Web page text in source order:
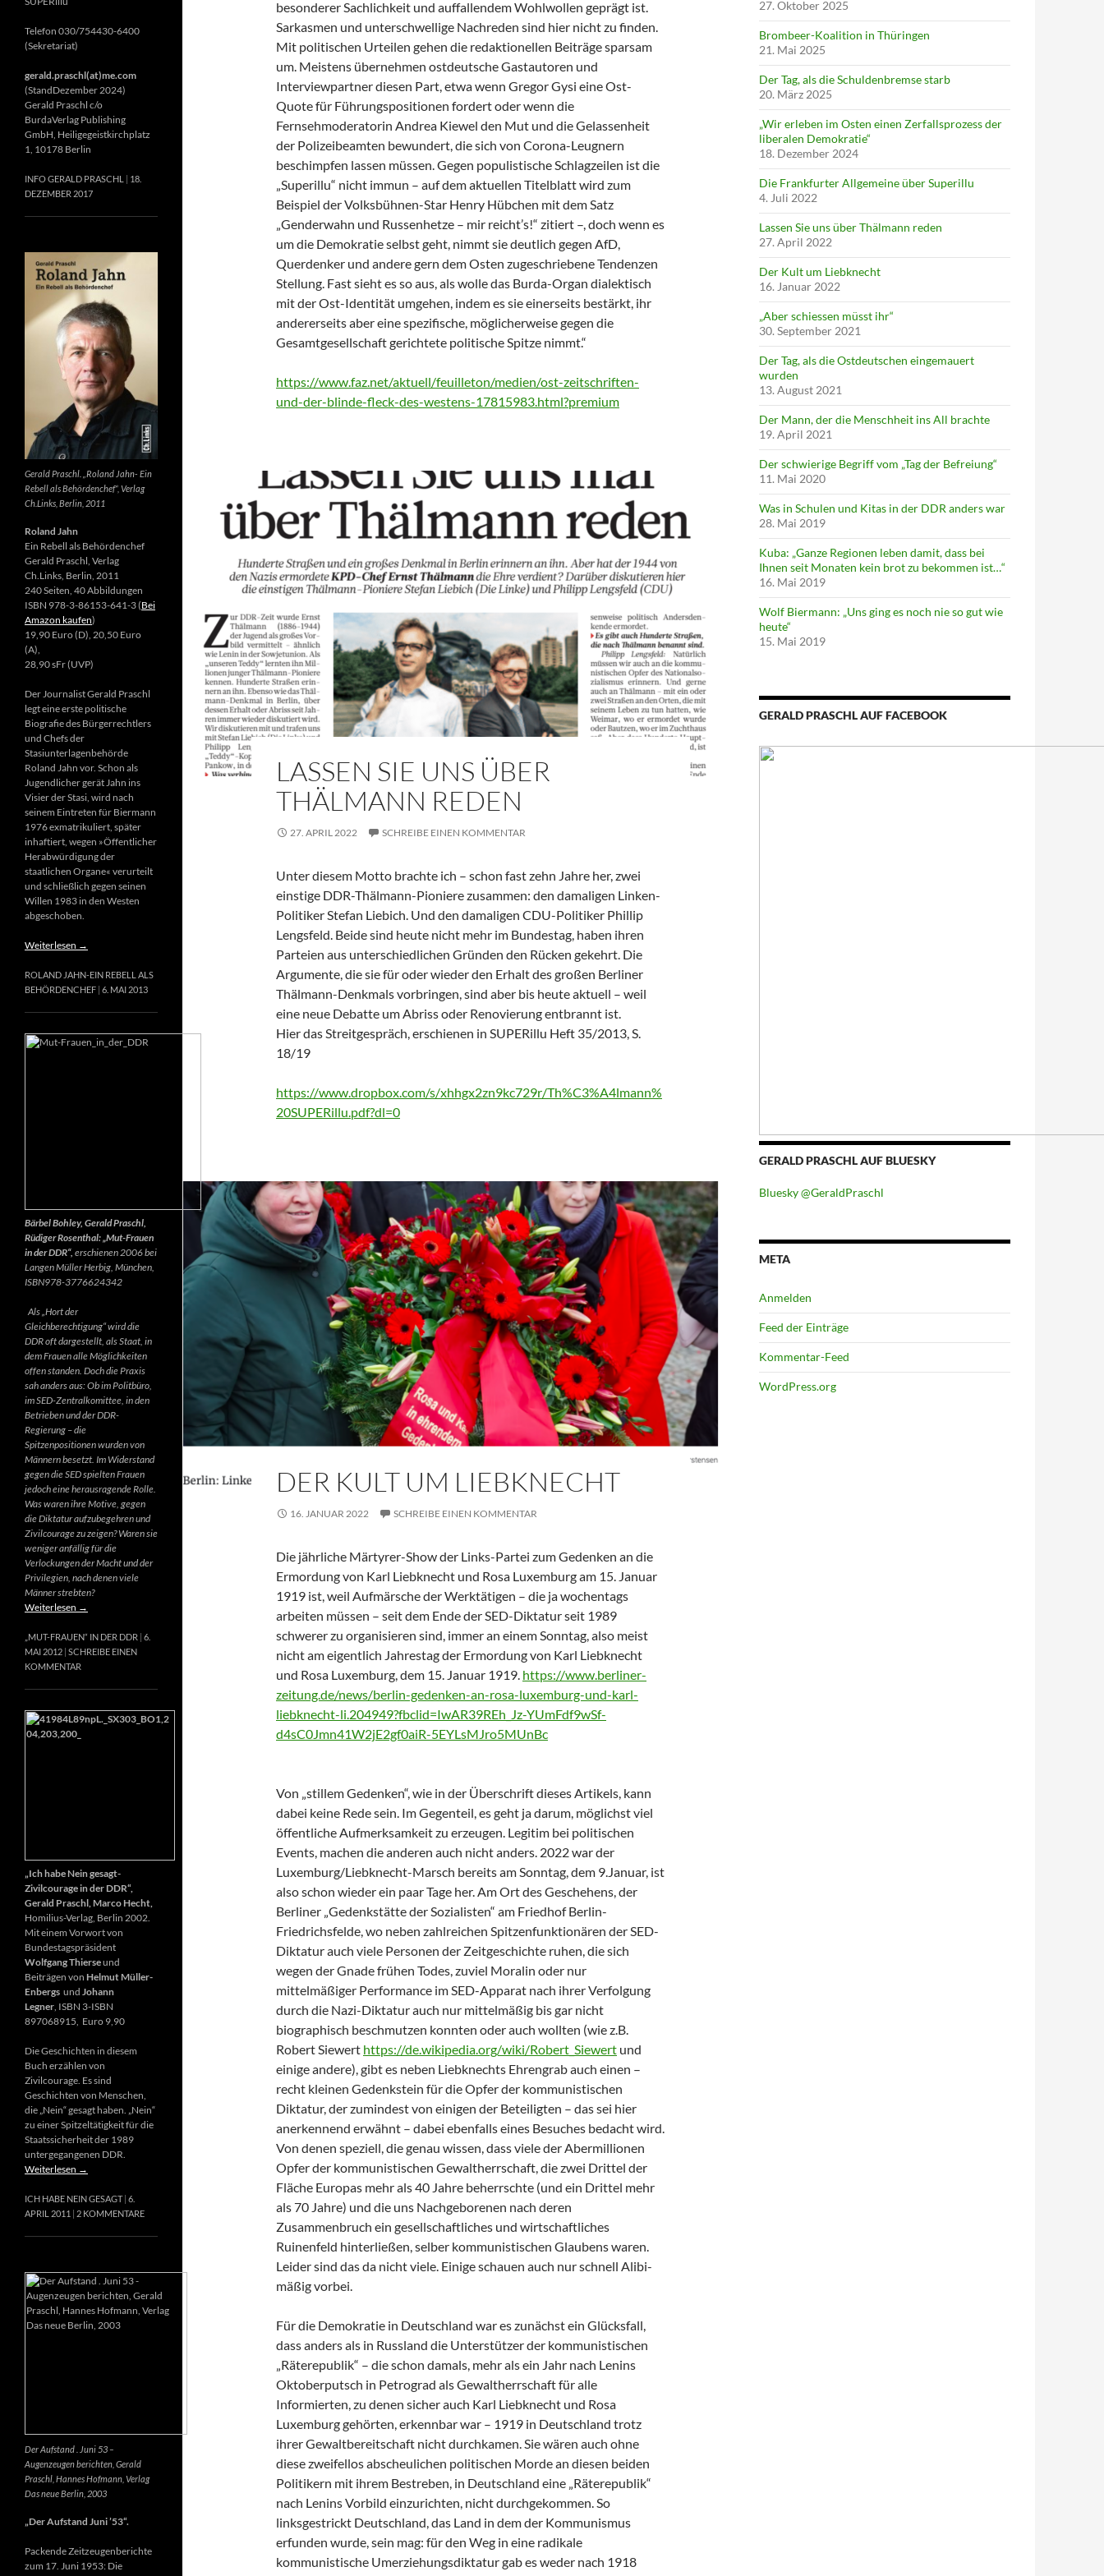
besonderer Sachlichkeit und auffallendem Wohlwollen geprägt ist.
Sarkasmen und unterschwellige Nachreden sind hier nicht zu finden.
Mit politischen Urteilen gehen die redaktionellen Beiträge sparsam
um. Meistens übernehmen ostdeutsche Gastautoren und
Interviewpartner diesen Part, etwa wenn Gregor Gysi eine Ost-
Quote für Führungspositionen fordert oder wenn die
Fernsehmoderatorin An­drea Kiewel den Mut und die Gelassenheit
der Polizeibeamten bewundert, die sich von Corona-Leugnern
beschimpfen lassen müssen. Gegen populistische Schlagzeilen ist die
„Superillu“ nicht immun – auf dem aktuellen Titelblatt wird zum
Beispiel der Volksbühnen-Star Henry Hübchen mit dem Satz
„Genderwahn und Russenhetze – mir reicht’s!“ zitiert –, doch wenn es
um die Demokratie selbst geht, nimmt sie deutlich gegen AfD,
Querdenker und andere gern dem Osten zugeschriebene Tendenzen
Stellung. Fast sieht es so aus, als wolle das Burda-Organ dialektisch
mit der Ost-Identität umgehen, indem es sie einerseits bestärkt, ihr
andererseits aber eine spezifische, möglicherweise gegen die
Gesamtgesellschaft gerichtete politische Spitze nimmt.“
https://www.faz.net/aktuell/feuilleton/medien/ost-zeitschriften-
und-der-blinde-fleck-des-westens-17815983.html?premium
LASSEN SIE UNS ÜBER
THÄLMANN REDEN
27. APRIL 2022 SCHREIBE EINEN KOMMENTAR
Unter diesem Motto brachte ich – schon fast zehn Jahre her, zwei
einstige DDR-Thälmann-Pioniere zusammen: den damaligen Linken-
Politiker Stefan Liebich. Und den damaligen CDU-Politiker Phillip
Lengsfeld. Beide sind heute nicht mehr im Bundestag, haben ihren
Parteien aus unterschiedlichen Gründen den Rücken gekehrt. Die
Argumente, die sie für oder wieder den Erhalt des großen Berliner
Thälmann-Denkmals vorbringen, sind aber bis heute aktuell – weil
eine neue Debatte um Abriss oder Renovierung entbrannt ist.
Hier das Streitgespräch, erschienen in SUPERillu Heft 35/2013, S.
18/19
https://www.dropbox.com/s/xhhgx2zn9kc729r/Th%C3%A4lmann%
20SUPERillu.pdf?dl=0
DER KULT UM LIEBKNECHT
16. JANUAR 2022 SCHREIBE EINEN KOMMENTAR
Die jährliche Märtyrer-Show der Links-Partei zum Gedenken an die
Ermordung von Karl Liebknecht und Rosa Luxemburg am 15. Januar
1919 ist, weil Aufmärsche der Werktätigen – die ja wochentags
arbeiten müssen – seit dem Ende der SED-Diktatur seit 1989
schwerer zu organisieren sind, immer an einem Sonntag, also meist
nicht am eigentlich Jahrestag der Ermordung von Karl Liebknecht
und Rosa Luxemburg, dem 15. Januar 1919. https://www.berliner-
zeitung.de/news/berlin-gedenken-an-rosa-luxemburg-und-karl-
liebknecht-li.204949?fbclid=IwAR39REh_Jz-YUmFdf9wSf-
d4sC0Jmn41W2jE2gf0aiR-5EYLsMJro5MUnBc
Von „stillem Gedenken“, wie in der Überschrift dieses Artikels, kann
dabei keine Rede sein. Im Gegenteil, es geht ja darum, möglichst viel
öffentliche Aufmerksamkeit zu erzeugen. Legitim bei politischen
Events, machen die anderen auch nicht anders. 2022 war der
Luxemburg/Liebknecht-Marsch bereits am Sonntag, dem 9.Januar, ist
also schon wieder ein paar Tage her. Am Ort des Geschehens, der
Berliner „Gedenkstätte der Sozialisten“ am Friedhof Berlin-
Friedrichsfelde, wo neben zahlreichen Spitzenfunktionären der SED-
Diktatur auch viele Personen der Zeitgeschichte ruhen, die sich
wegen der Gnade frühen Todes, zuviel Moralin oder nur
mittelmäßiger Performance im SED-Apparat nach ihrer Verfolgung
durch die Nazi-Diktatur auch nur mittelmäßig bis gar nicht
biographisch beschmutzen konnten oder auch wollten (wie z.B.
Robert Siewert https://de.wikipedia.org/wiki/Robert_Siewert und
einige andere), gibt es neben Liebknechts Ehrengrab auch einen –
recht kleinen Gedenkstein für die Opfer der kommunistischen
Diktatur, der zumindest von einigen der Beteiligten – das sei hier
anerkennend erwähnt – dabei ebenfalls eines Besuches bedacht wird.
Von denen speziell, die genau wissen, dass viele der Abermillionen
Opfer der kommunistischen Gewaltherrschaft, die zwei Drittel der
Fläche Europas mehr als 40 Jahre beherrschte (und ein Drittel mehr
als 70 Jahre) und die uns Nachgeborenen nach deren
Zusammenbruch ein gesellschaftliches und wirtschaftliches
Ruinenfeld hinterließen, selber kommunistischen Glaubens waren.
Leider sind das da nicht viele. Einige schauen auch nur schnell Alibi-
mäßig vorbei.
Für die Demokratie in Deutschland war es zunächst ein Glücksfall,
dass anders als in Russland die Unterstützer der kommunistischen
„Räterepublik“ – die schon damals, mehr als ein Jahr nach Lenins
Oktoberputsch in Petrograd als Gewaltherrschaft für alle
Informierten, zu denen sicher auch Karl Liebknecht und Rosa
Luxemburg gehörten, erkennbar war – 1919 in Deutschland trotz
ihrer Gewaltbereitschaft nicht durchkamen. Sie wären auch ohne
diese zweifellos abscheulichen politischen Morde an diesen beiden
Politikern mit ihrem Bestreben, in Deutschland eine „Räterepublik“
nach Lenins Vorbild einzurichten, nicht durchgekommen. So
linksgestrickt Deutschland, das Land in dem der Kommunismus
erfunden wurde, sein mag: für den Weg in eine radikale
kommunistische Umerziehungsdiktatur gab es weder nach 1918
27. Oktober 2025
Brombeer-Koalition in Thüringen
21. Mai 2025
Der Tag, als die Schuldenbremse starb
20. März 2025
„Wir erleben im Osten einen Zerfallsprozess der
liberalen Demokratie“
18. Dezember 2024
Die Frankfurter Allgemeine über Superillu
4. Juli 2022
Lassen Sie uns über Thälmann reden
27. April 2022
Der Kult um Liebknecht
16. Januar 2022
„Aber schiessen müsst ihr“
30. September 2021
Der Tag, als die Ostdeutschen eingemauert
wurden
13. August 2021
Der Mann, der die Menschheit ins All brachte
19. April 2021
Der schwierige Begriff vom „Tag der Befreiung“
11. Mai 2020
Was in Schulen und Kitas in der DDR anders war
28. Mai 2019
Kuba: „Ganze Regionen leben damit, dass bei
Ihnen seit Monaten kein brot zu bekommen ist…“
16. Mai 2019
Wolf Biermann: „Uns ging es noch nie so gut wie
heute“
15. Mai 2019
GERALD PRASCHL AUF FACEBOOK
GERALD PRASCHL AUF BLUESKY
Bluesky @GeraldPraschl
META
Anmelden
Feed der Einträge
Kommentar-Feed
WordPress.org
Telefon 030/754430-6400
(Sekretariat)
gerald.praschl(at)me.com
(StandDezember 2024)
Gerald Praschl c/o
BurdaVerlag Publishing
GmbH, Heiligegeistkirchplatz
1, 10178 Berlin
INFO GERALD PRASCHL
18.
DEZEMBER 2017
Gerald Praschl. „Roland Jahn- Ein
Rebell als Behördenchef“, Verlag
Ch.Links, Berlin, 2011
Roland Jahn
Ein Rebell als Behördenchef
Gerald Praschl, Verlag
Ch.Links, Berlin, 2011
240 Seiten, 40 Abbildungen
ISBN 978-3-86153-641-3 (Bei
Amazon kaufen)
19,90 Euro (D), 20,50 Euro
(A),
28,90 sFr (UVP)
Der Journalist Gerald Praschl
legt eine erste politische
Biografie des Bürgerrechtlers
und Chefs der
Stasiunterlagenbehörde
Roland Jahn vor. Schon als
Jugendlicher gerät Jahn ins
Visier der Stasi, wird nach
seinem Eintreten für Biermann
1976 exmatrikuliert, später
inhaftiert, wegen »Öffentlicher
Herabwürdigung der
staatlichen Organe« verurteilt
und schließlich gegen seinen
Willen 1983 in den Westen
abgeschoben.
Weiterlesen →
ROLAND JAHN-EIN REBELL ALS
BEHÖRDENCHEF 6. MAI 2013
Bärbel Bohley, Gerald Praschl,
Rüdiger Rosenthal: „Mut-Frauen
in der DDR“, erschienen 2006 bei
Langen Müller Herbig, München,
ISBN978-3776624342
Als „Hort der
Gleichberechtigung“ wird die
DDR oft dargestellt, als Staat, in
dem Frauen alle Möglichkeiten
offen standen. Doch die Praxis
sah anders aus: Ob im Politbüro,
im SED-Zentralkomittee, in den
Betrieben und der DDR-
Regierung – die
Spitzenpositionen wurden von
Männern besetzt. Im Widerstand
gegen die SED spielten Frauen
jedoch eine herausragende Rolle.
Was waren ihre Motive, gegen
die Diktatur aufzubegehren und
Zivilcourage zu zeigen? Waren sie
weniger anfällig für die
Verlockungen der Macht und der
Privilegien, nach denen viele
Männer strebten?
Weiterlesen →
„MUT-FRAUEN“ IN DER DDR 6.
MAI 2012 SCHREIBE EINEN
KOMMENTAR
„Ich habe Nein gesagt-
Zivilcourage in der DDR“,
Gerald Praschl, Marco Hecht,
Homilius-Verlag, Berlin 2002.
Mit einem Vorwort von
Bundestagspräsident
Wolfgang Thierseund
Beiträgen von Helmut Müller-
Enbergs und Johann
Legner , ISBN 3-ISBN
897068915, Euro 9,90
Die Geschichten in diesem
Buch erzählen von
Zivilcourage. Es sind
Geschichten von Menschen,
die „Nein“ gesagt haben. „Nein“
zu einer Spitzeltätigkeit für die
Staatssicherheit der 1989
untergegangenen DDR.
Weiterlesen →
ICH HABE NEIN GESAGT 6.
APRIL 2011
2 KOMMENTARE
Der Aufstand . Juni 53 –
Augenzeugen berichten, Gerald
Praschl, Hannes Hofmann, Verlag
Das neue Berlin, 2003
„Der Aufstand Juni ’53“.
Packende Zeitzeugenberichte
zum 17. Juni 1953: Die